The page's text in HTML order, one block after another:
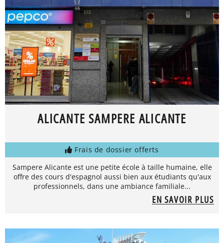
ALICANTE SAMPERE ALICANTE
Frais de dossier offerts
Sampere Alicante est une petite école à taille humaine, elle
offre des cours d'espagnol aussi bien aux étudiants qu'aux
professionnels, dans une ambiance familiale...
EN SAVOIR PLUS